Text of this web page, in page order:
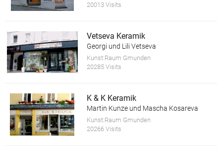
20013 Visits
Vetseva Keramik
Georgi und Lili Vetseva
Kunst:Raum Gmunden
20285 Visits
K & K Keramik
Martin Kunze und Mascha Kosareva
Kunst:Raum Gmunden
20266 Visits